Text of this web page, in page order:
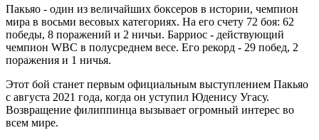
Пакьяо - один из величайших боксеров в истории, чемпион
мира в восьми весовых категориях. На его счету 72 боя: 62
победы, 8 поражений и 2 ничьи. Барриос - действующий
чемпион WBC в полусреднем весе. Его рекорд - 29 побед, 2
поражения и 1 ничья.
Этот бой станет первым официальным выступлением Пакьяо
с августа 2021 года, когда он уступил Юденису Угасу.
Возвращение филиппинца вызывает огромный интерес во
всем мире.